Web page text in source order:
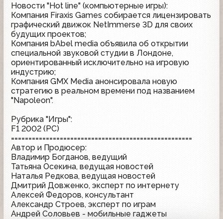
Новости "Hot line" (компьютерные игры):
Компания Firaxis Games собирается лицензировать
графический движок NetImmerse 3D для своих
будущих проектов;
Компания bAbel media объявила об открытии
специальной звуковой студии в Лондоне,
ориентированный исключительно на игровую
индустрию;
Компания GMX Media анонсировала новую
стратегию в реальном времени под названием
"Napoleon".
Рубрика "Игры":
F1 2002 (PC)
====================================================
Автор и Продюсер:
Владимир Богданов, ведущий
Татьяна Осекина, ведущая новостей
Наталья Редкова, ведущая новостей
Дмитрий Довженко, эксперт по интернету
Алексей Федоров, консультант
Александр Строев, эксперт по играм
Андрей Соловьев - мобильные гаджеты